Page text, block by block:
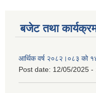
बजेट तथा
आर्थिक वर्ष २०८२।०८३ को
Post date: 12/05/2025 -